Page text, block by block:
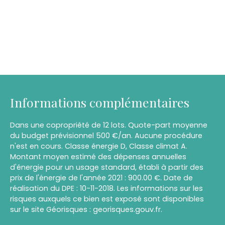
Informations complémentaires
Dans une copropriété de 12 lots. Quote-part moyenne
du budget prévisionnel 500 €/an. Aucune procédure
n'est en cours. Classe énergie D, Classe climat A.
Montant moyen estimé des dépenses annuelles
d'énergie pour un usage standard, établi à partir des
prix de l'énergie de l'année 2021 : 900.00 €. Date de
réalisation du DPE : 10-11-2018. Les informations sur les
risques auxquels ce bien est exposé sont disponibles
sur le site Géorisques : georisques.gouv.fr.